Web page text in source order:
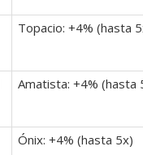
Topacio: +4% (hasta
Amatista: +4% (hasta
Ónix: +4% (hasta 5x)